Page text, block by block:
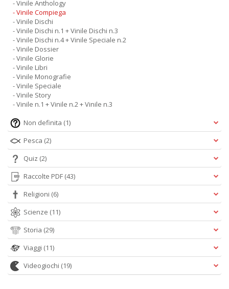
- Vinile Anthology
- Vinile Compiega
- Vinile Dischi
- Vinile Dischi n.1 + Vinile Dischi n.3
- Vinile Dischi n.4 + Vinile Speciale n.2
- Vinile Dossier
- Vinile Glorie
- Vinile Libri
- Vinile Monografie
- Vinile Speciale
- Vinile Story
- Vinile n.1 + Vinile n.2 + Vinile n.3
Non definita (1)
Pesca (2)
Quiz (2)
Raccolte PDF (43)
Religioni (6)
Scienze (11)
Storia (29)
Viaggi (11)
Videogiochi (19)